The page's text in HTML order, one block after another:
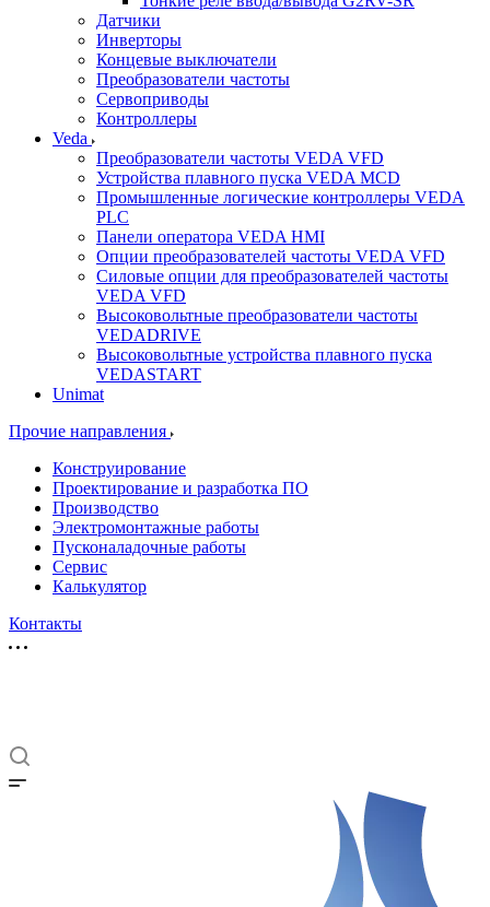
Датчики
Инверторы
Концевые выключатели
Преобразователи частоты
Сервоприводы
Контроллеры
Veda
Преобразователи частоты VEDA VFD
Устройства плавного пуска VEDA MCD
Промышленные логические контроллеры VEDA
PLC
Панели оператора VEDA HMI
Опции преобразователей частоты VEDA VFD
Силовые опции для преобразователей частоты
VEDA VFD
Высоковольтные преобразователи частоты
VEDADRIVE
Высоковольтные устройства плавного пуска
VEDASTART
Unimat
Прочие направления
Конструирование
Проектирование и разработка ПО
Производство
Электромонтажные работы
Пусконаладочные работы
Сервис
Калькулятор
Контакты